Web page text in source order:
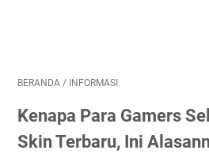
BERANDA / INFORMASI
Kenapa Para Gamers
Skin Terbaru, Ini